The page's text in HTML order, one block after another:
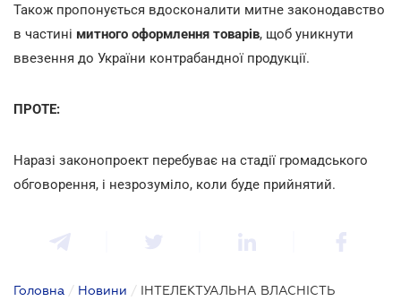
Також пропонується вдосконалити митне законодавство
в частині митного оформлення товарів, щоб уникнути
ввезення до України контрабандної продукції.
ПРОТЕ:
Наразі законопроект перебуває на стадії громадського
обговорення, і незрозуміло, коли буде прийнятий.
Головна / Новини / ІНТЕЛЕКТУАЛЬНА ВЛАСНІСТЬ